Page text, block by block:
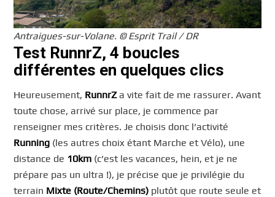
Antraigues-sur-Volane. © Esprit Trail / DR
Test RunnrZ, 4 boucles
différentes en quelques clics
Heureusement, RunnrZa vite fait de me rassurer. Avant
toute chose, arrivé sur place, je commence par
renseigner mes critères. Je choisis donc l’activité
Running (les autres choix étant Marche et Vélo), une
distance de 10km (c’est les vacances, hein, et je ne
prépare pas un ultra !), je précise que je privilégie du
terrain Mixte (Route/Chemins) plutôt que route seule et